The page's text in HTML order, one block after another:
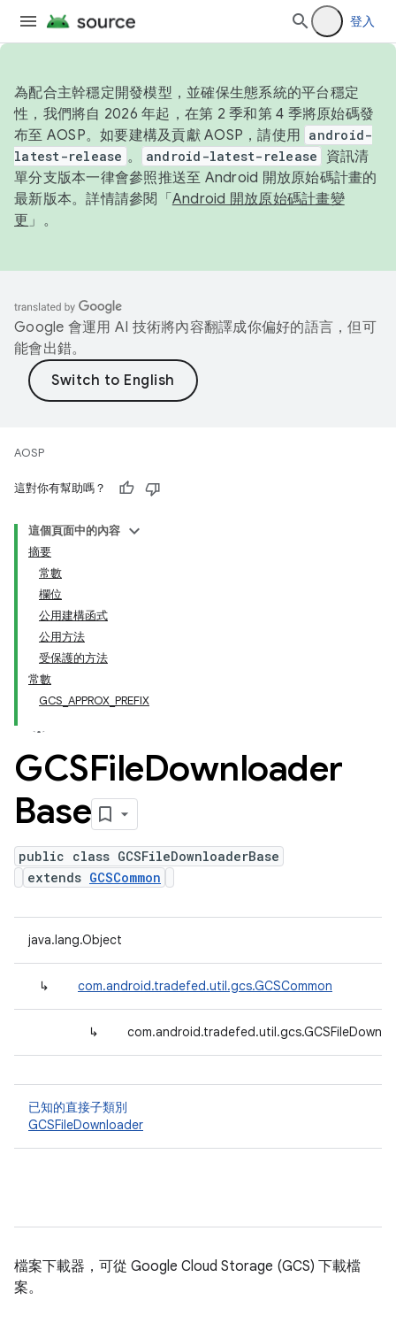
登入
為配合主幹穩定開發模型，並確保生態系統的平台穩定
性，我們將自 2026 年起，在第 2 季和第 4 季將原始碼發
布至 AOSP。如要建構及貢獻 AOSP，請使用 android-
latest-release 。 android-latest-release
資訊清
單分支版本一律會參照推送至 Android 開放原始碼計畫的
最新版本。詳情請參閱「 Android 開放原始碼計畫變
更 」。
Google 會運用 AI 技術將內容翻譯成你偏好的語言，但可
能會出錯。
AOSP
這對你有幫助嗎？
這個頁面中的內容
摘要
常數
欄位
公用建構函式
公用方法
受保護的方法
常數
GCS_APPROX_PREFIX
GCSFileDownloader
Base
public class GCSFileDownloaderBase
extends GCSCommon
java.lang.Object
↳ com.android.tradefed.util.gcs.GCSCommon
↳
已知的直接子類別
GCSFileDownloader
檔案下載器，可從 Google Cloud Storage (GCS) 下載檔
案。